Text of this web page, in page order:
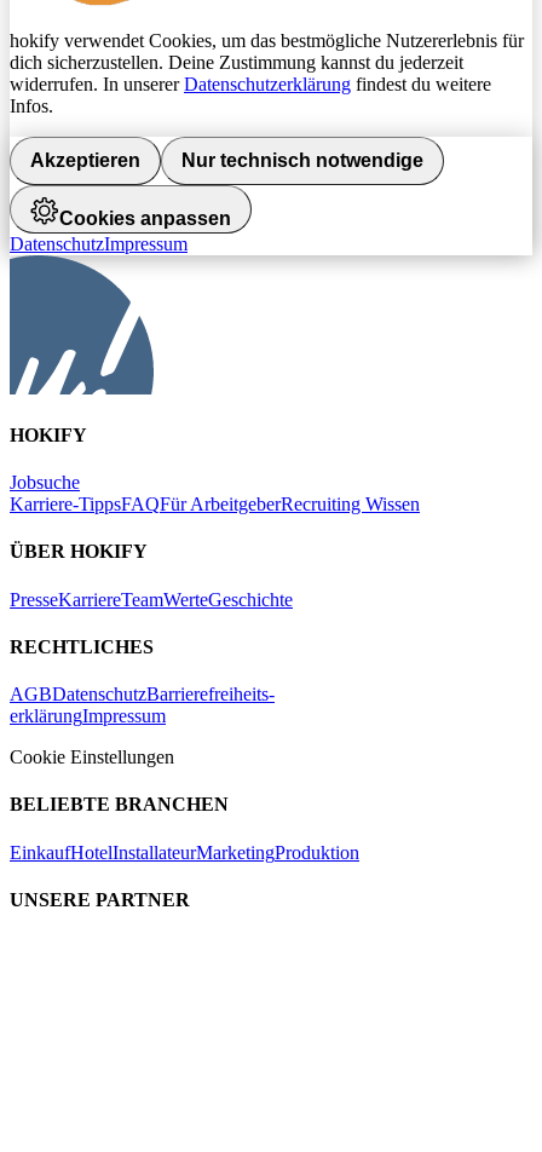
hokify verwendet Cookies, um das bestmögliche Nutzererlebnis für
dich sicherzustellen. Deine Zustimmung kannst du jederzeit
widerrufen. In unsererDatenschutzerklärung findest du weitere
Infos.
Akzeptieren Nur technisch notwendige
Cookies anpassen
DatenschutzImpressum
HOKIFY
Jobsuche
Karriere-TippsFAQFür ArbeitgeberRecruiting Wissen
ÜBER HOKIFY
PresseKarriereTeamWerteGeschichte
RECHTLICHES
AGBDatenschutzBarrierefreiheits-
erklärungImpressum
Cookie Einstellungen
BELIEBTE BRANCHEN
EinkaufHotelInstallateurMarketingProduktion
UNSERE PARTNER